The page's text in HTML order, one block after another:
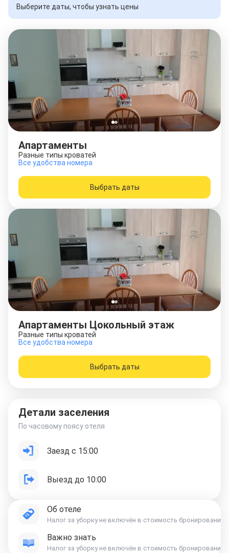
Выберите даты, чтобы узнать цены
Апартаменты
Разные типы кроватей
Все удобства номера
Выбрать даты
Апартаменты Цокольный этаж
Разные типы кроватей
Все удобства номера
Выбрать даты
Детали заселения
По часовому поясу отеля
Заезд с 15:00
Выезд до 10:00
Об отеле
Налог за уборку не включён в стоимость
Важно знать